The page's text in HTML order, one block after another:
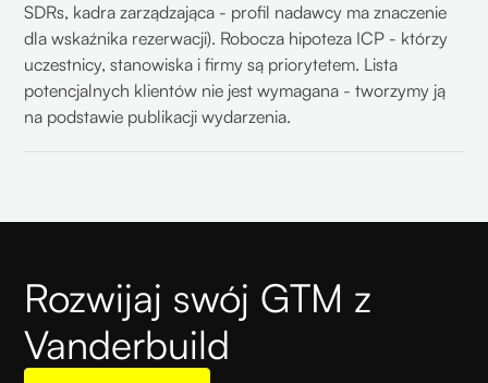
SDRs, kadra zarządzająca - profil nadawcy ma znaczenie
dla wskaźnika rezerwacji). Robocza hipoteza ICP - którzy
uczestnicy, stanowiska i firmy są priorytetem. Lista
potencjalnych klientów nie jest wymagana - tworzymy ją
na podstawie publikacji wydarzenia.
Rozwijaj swój GTM z
Vanderbuild